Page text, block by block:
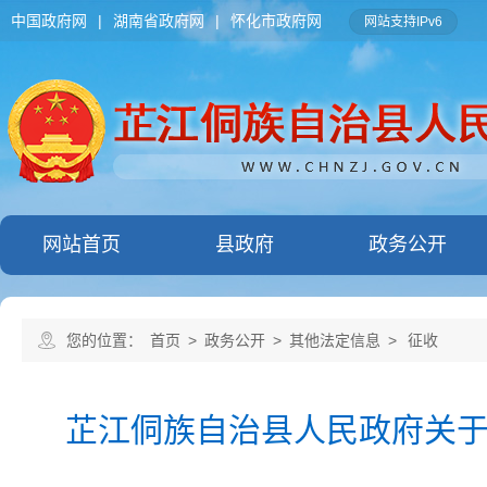
中国政府网 | 湖南省政府网 | 怀化市政府网 网站支持IPv6
网站首页 县政府 政务公开
您的位置： 首页 > 政务公开 > 其他法定信息 > 征收
芷江侗族自治县人民政府关